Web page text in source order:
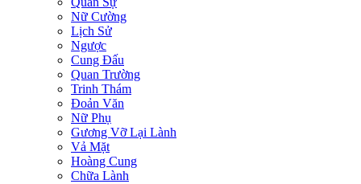
Nữ Cường
Lịch Sử
Ngược
Cung Đấu
Quan Trường
Trinh Thám
Đoản Văn
Nữ Phụ
Gương Vỡ Lại Lành
Vả Mặt
Hoàng Cung
Chữa Lành